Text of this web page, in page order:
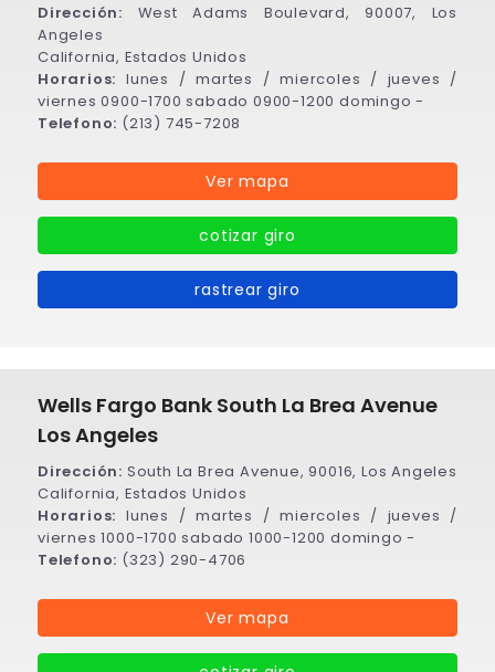
Dirección: West Adams Boulevard, 90007, Los
Angeles
California, Estados Unidos
Horarios: lunes / martes / miercoles / jueves /
viernes 0900-1700 sabado 0900-1200 domingo -
Telefono: (213) 745-7208
Ver mapa
cotizar giro
rastrear giro
Wells Fargo Bank South La Brea Avenue
Los Angeles
Dirección: South La Brea Avenue, 90016, Los Angeles
California, Estados Unidos
Horarios: lunes / martes / miercoles / jueves /
viernes 1000-1700 sabado 1000-1200 domingo -
Telefono: (323) 290-4706
Ver mapa